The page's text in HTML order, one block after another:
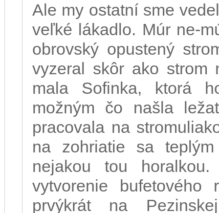
Ale my ostatní sme
veľké lákadlo. Múr ne-
obrovský opustený
vyzeral skôr ako strom
mala Sofinka, ktorá
možným čo našla
pracovala na
na zohriatie sa
nejakou tou
vytvorenie
prvýkrát na